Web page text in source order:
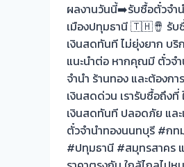
นาก
/
กรอบ
พระ
/
สร้อย
แหวน
สร้อย
ข้อ
ผลงานวันนี้➡️รับซื้อตั๋วจำ
เมืองปทุมธานี 🇹🇭🪘 รับ
เงินสดทันที ไม่ยุ่งยาก บริ
แนะนำต่อ หากคุณมี ตั๋วจำ
จำนำ ร้านทอง และต้องกา
เงินสดด่วน เรารับซื้อถึงที่
เงินสดทันที ปลอดภัย แล
ตั๋วจำนำทองนนทบุรี #ก
#ปทุมธานี #สมุทรสาคร